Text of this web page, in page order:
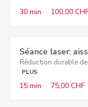
30 min 100,00
Séance laser:
Réduction durable
PLUS
15 min 75,00 CHF